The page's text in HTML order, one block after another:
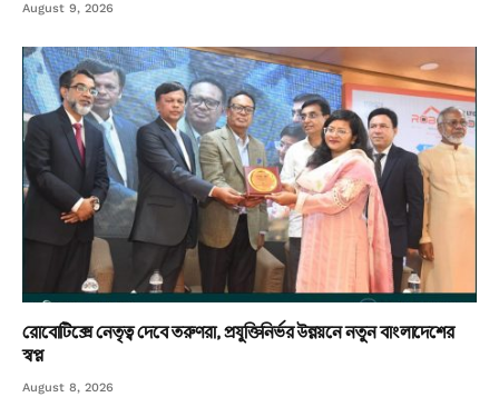
August 9, 2026
রোবোটিক্সে নেতৃত্ব দেবে তরুণরা, প্রযুক্তিনির্ভর উন্নয়নে নতুন বাংলাদেশের
স্বপ্ন
August 8, 2026